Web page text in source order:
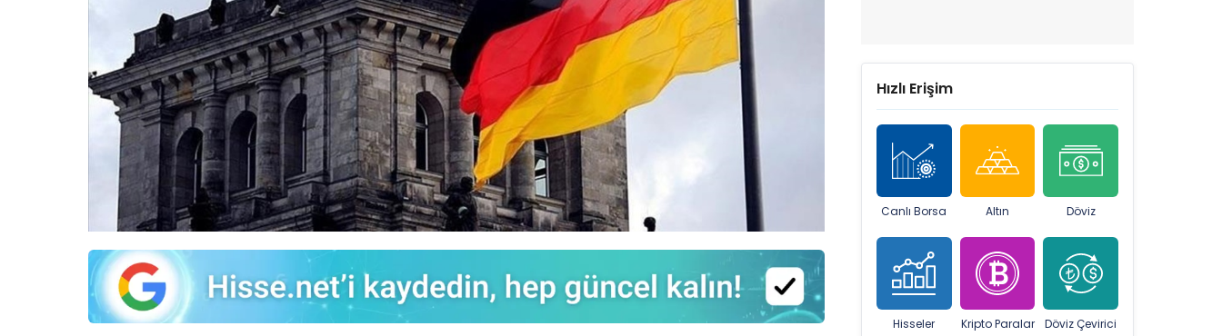
Hızlı Erişim
Canlı Borsa Altın Döviz
Hisseler Kripto Paralar Döviz Çevirici